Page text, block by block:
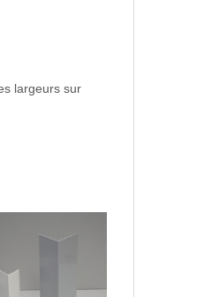
largeurs sur